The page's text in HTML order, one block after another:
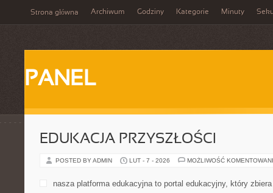
Strona główna Archiwum Godziny Kategorie Minuty
PANEL
EDUKACJA PRZYSZŁOŚCI
POSTED BY ADMIN LUT - 7 - 2026 MOŻLIWOŚĆ
nasza platforma edukacyjna to portal edukacyjny, który